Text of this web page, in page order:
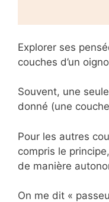
Explorer ses
couches d’un
Souvent, une
donné (une
Pour les autres
compris le
de manière
On me dit «